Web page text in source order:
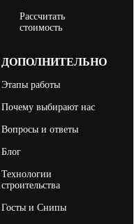
Рассчитать
стоимость
ДОПОЛНИТЕЛЬНО
Этапы работы
Почему выбирают нас
Вопросы и ответы
Блог
Технологии
строительства
Госты и Снипы